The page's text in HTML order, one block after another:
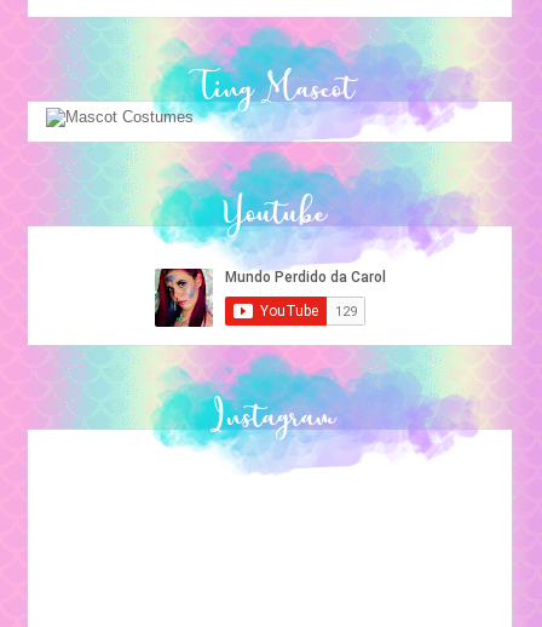
Ting Mascot
Youtube
Instagram